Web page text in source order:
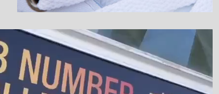
نمایشگر
ویدیو